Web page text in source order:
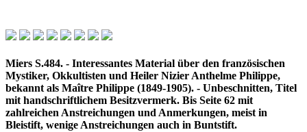
Miers S.484. - Interessantes Material über den französischen
Mystiker, Okkultisten und Heiler Nizier Anthelme Philippe,
bekannt als Maître Philippe (1849-1905). - Unbeschnitten, Titel
mit handschriftlichem Besitzvermerk. Bis Seite 62 mit
zahlreichen Anstreichungen und Anmerkungen, meist in
Bleistift, wenige Anstreichungen auch in Buntstift.